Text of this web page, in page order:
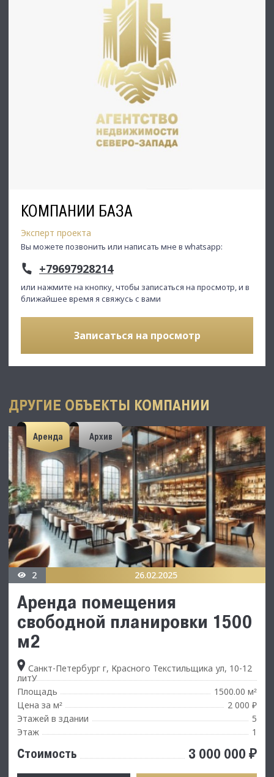
КОМПАНИИ БАЗА
Эксперт проекта
Вы можете позвонить или написать мне в whatsapp:
+79697928214
или нажмите на кнопку, чтобы записаться на просмотр, и в
ближайшее время я свяжусь с вами
Записаться на просмотр
Недвижимость Северо-Запада.
С Уважением, Тлевалдэ.
Недвижимость Северо-Запада.
ДРУГИЕ ОБЪЕКТЫ КОМПАНИИ
Аренда Архив
2 26.02.2025
Аренда помещения
свободной планировки 1500
м2
Санкт-Петербург г, Красного Текстильщика ул, 10-12
литУ
Площадь
1500.00 м²
Цена за м²
2 000 ₽
Этажей в здании
5
Этаж
1
Стоимость 3 000 000 ₽